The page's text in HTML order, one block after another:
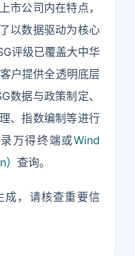
市公司内在特点，
以数据驱动为核心
评级已覆盖大中华
户提供全透明底层
数据与政策制定、
、指数编制等进行
万得终端或Wind
查询。
，请核查重要信